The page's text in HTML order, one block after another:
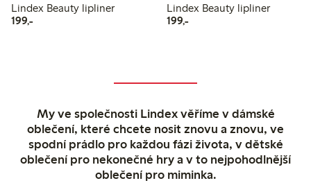
Lindex Beauty lipliner
199,-199,00 Kč
Lindex Beauty lipliner
199,-199,00 Kč
My ve společnosti Lindex věříme v dámské
oblečení, které chcete nosit znovu a znovu, ve
spodní prádlo pro každou fázi života, v dětské
oblečení pro nekonečné hry a v to nejpohodlnější
oblečení pro miminka.